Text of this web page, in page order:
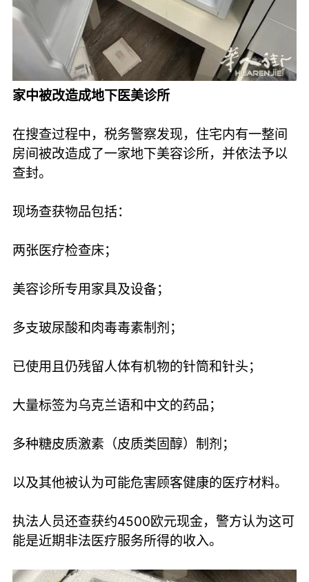
家中被改造成地下医美诊所
在搜查过程中，税务警察发现，住宅内有一整间
房间被改造成了一家地下美容诊所，并依法予以
查封。
现场查获物品包括：
两张医疗检查床；
美容诊所专用家具及设备；
多支玻尿酸和肉毒毒素制剂；
已使用且仍残留人体有机物的针筒和针头；
大量标签为乌克兰语和中文的药品；
多种糖皮质激素（皮质类固醇）制剂；
以及其他被认为可能危害顾客健康的医疗材料。
执法人员还查获约4500欧元现金，警方认为这可
能是近期非法医疗服务所得的收入。